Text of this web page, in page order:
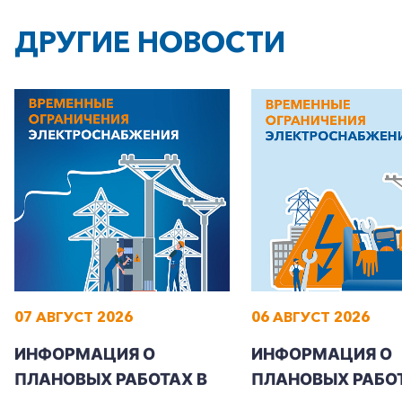
+7-800-700-24-57
Заказать обратный звонок
Частным клиентам
Корпоративным клиентам
ДРУГИЕ НОВОСТИ
07 АВГУСТ 2026
ИНФОРМАЦИЯ О
ПЛАНОВЫХ РАБОТАХ В
06 АВГУСТ 2026
ИНФОРМАЦИЯ О
ПЛАНОВЫХ